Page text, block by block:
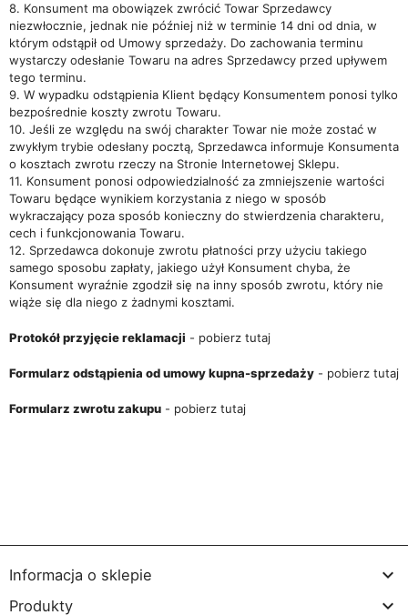
8. Konsument ma obowiązek zwrócić Towar Sprzedawcy
niezwłocznie, jednak nie później niż w terminie 14 dni od dnia, w
którym odstąpił od Umowy sprzedaży. Do zachowania terminu
wystarczy odesłanie Towaru na adres Sprzedawcy przed upływem
tego terminu.
9. W wypadku odstąpienia Klient będący Konsumentem ponosi tylko
bezpośrednie koszty zwrotu Towaru.
10. Jeśli ze względu na swój charakter Towar nie może zostać w
zwykłym trybie odesłany pocztą, Sprzedawca informuje Konsumenta
o kosztach zwrotu rzeczy na Stronie Internetowej Sklepu.
11. Konsument ponosi odpowiedzialność za zmniejszenie wartości
Towaru będące wynikiem korzystania z niego w sposób
wykraczający poza sposób konieczny do stwierdzenia charakteru,
cech i funkcjonowania Towaru.
12. Sprzedawca dokonuje zwrotu płatności przy użyciu takiego
samego sposobu zapłaty, jakiego użył Konsument chyba, że
Konsument wyraźnie zgodził się na inny sposób zwrotu, który nie
wiąże się dla niego z żadnymi kosztami.
Protokół przyjęcie reklamacji - pobierz tutaj
Formularz odstąpienia od umowy kupna-sprzedaży - pobierz tutaj
Formularz zwrotu zakupu - pobierz tutaj
Informacja o sklepie 
Produkty 